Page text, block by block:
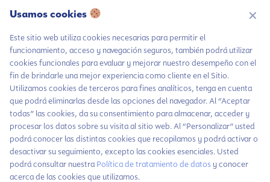
Chatea con LiA
Hablemos por
Fundación en medios
Escúchanos en Spotify
Autorización de tratamiento de datos
Aviso Privacidad
Política tratamiento de datos
Política inversiones responsables y del Pilar Inversiones
Usamos cookies ✕
Este sitio web utiliza cookies necesarias para permitir el
funcionamiento, acceso y navegación seguros, también podrá utilizar
cookies funcionales para evaluar y mejorar nuestro desempeño con el
fin de brindarle una mejor experiencia como cliente en el Sitio.
Utilizamos cookies de terceros para fines analíticos, tenga en cuenta
que podrá eliminarlas desde las opciones del navegador. Al “Aceptar
todas” las cookies, da su consentimiento para almacenar, acceder y
procesar los datos sobre su visita al sitio web. Al “Personalizar” usted
podrá conocer las distintas cookies que recopilamos y podrá activar o
desactivar su seguimiento, excepto las cookies esenciales. Usted
podrá consultar nuestra Política de tratamiento de datos y conocer
acerca de las cookies que utilizamos.